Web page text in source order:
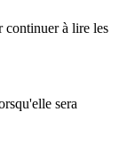
à lire les
sera